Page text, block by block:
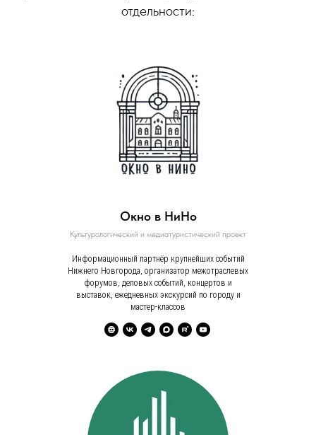
отдельности:
Окно в НиНо
Культурологический и медиатуристический проект
Информационный партнёр крупнейших событий
Нижнего Новгорода, организатор межотраслевых
форумов, деловых событий, концертов и
выставок, ежедневных экскурсий по городу и
мастер-классов